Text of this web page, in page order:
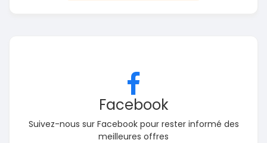
Facebook
Suivez-nous sur Facebook pour rester informé des
meilleures offres